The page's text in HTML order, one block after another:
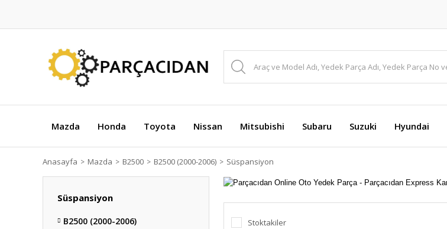
Mazda Honda Toyota Nissan Mitsubishi Subaru Suzuki Hyundai
Anasayfa Mazda B2500 B2500 (2000-2006) Süspansiyon
Süspansiyon
B2500 (2000-2006) Stoktakiler